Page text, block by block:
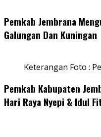
Pemkab Jembrana
Galungan Dan Kuningan
Keterangan Foto :
Pemkab Kabupaten
Hari Raya Nyepi & Idul